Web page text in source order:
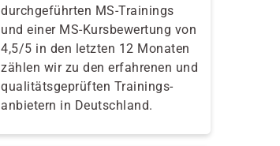
durchgeführten MS-Trainings
und einer MS-Kursbewertung von
4,5/5 in den letzten 12 Monaten
zählen wir zu den erfahrenen und
qualitäts­geprüften Trainings­
anbietern in Deutschland.